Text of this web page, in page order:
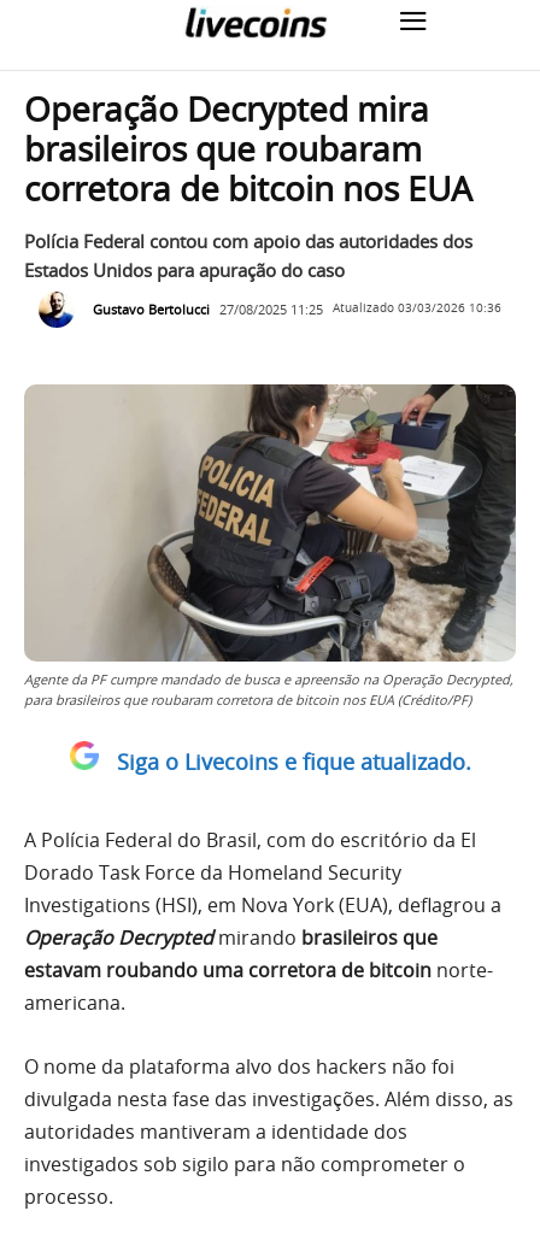
Operação Decrypted mira
brasileiros que roubaram
corretora de bitcoin nos EUA
Polícia Federal contou com apoio das autoridades dos
Estados Unidos para apuração do caso
Gustavo Bertolucci 27/08/2025 11:25 Atualizado 03/03/2026 10:36
Agente da PF cumpre mandado de busca e apreensão na Operação Decrypted,
para brasileiros que roubaram corretora de bitcoin nos EUA (Crédito/PF)
Siga o Livecoins e fique atualizado.
A Polícia Federal do Brasil, com do escritório da El
Dorado Task Force da Homeland Security
Investigations (HSI), em Nova York (EUA), deflagrou a
Operação Decryptedmirando brasileiros que
estavam roubando uma corretora de bitcoin norte-
americana.
O nome da plataforma alvo dos hackers não foi
divulgada nesta fase das investigações. Além disso, as
autoridades mantiveram a identidade dos
investigados sob sigilo para não comprometer o
processo.